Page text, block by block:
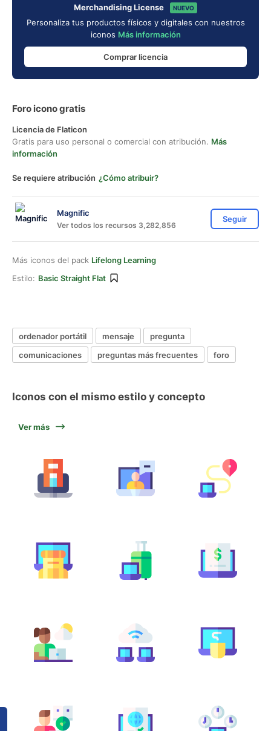
Merchandising License NUEVO
Personaliza tus productos físicos y digitales con nuestros
iconos Más información
Comprar licencia
Foro icono gratis
Licencia de Flaticon
Gratis para uso personal o comercial con atribución. Más
información
Se requiere atribución ¿Cómo atribuir?
Magnific
Ver todos los recursos 3,282,856
Seguir
Más iconos del pack Lifelong Learning
Estilo: Basic Straight Flat
ordenador portátil mensaje
pregunta
comunicaciones
preguntas más frecuentes foro
Iconos con el mismo estilo y concepto
Ver más